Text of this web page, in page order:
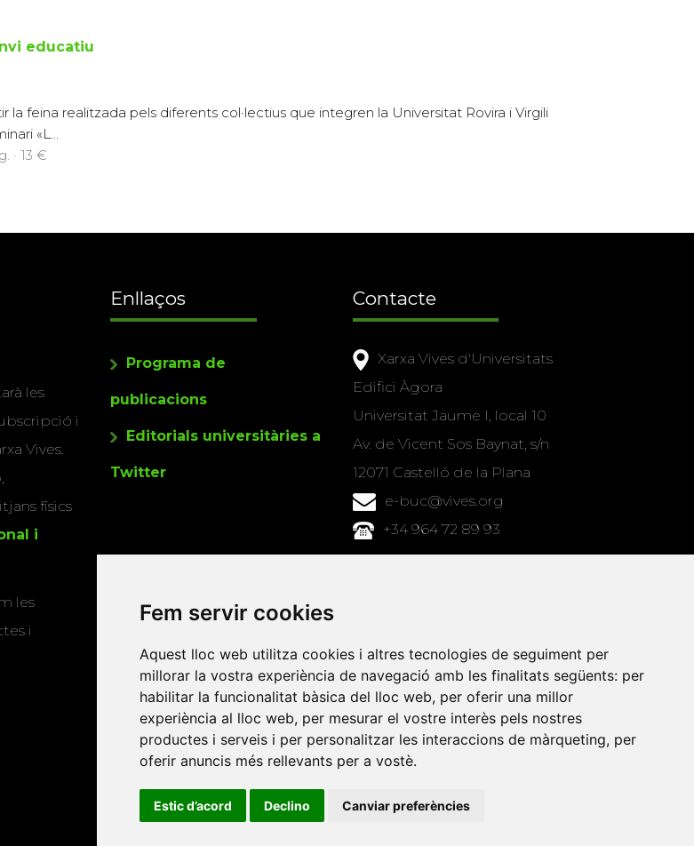
Fem servir cookies
Aquest lloc web utilitza cookies i altres tecnologies de seguiment per
millorar la vostra experiència de navegació amb les finalitats següents: per
habilitar la funcionalitat bàsica del lloc web, per oferir una millor
experiència al lloc web, per mesurar el vostre interès pels nostres
productes i serveis i per personalitzar les interaccions de màrqueting, per
oferir anuncis més rellevants per a vostè.
Estic d’acord Declino Canviar preferències
educatiu
feina realitzada pels diferents col·lectius que integren la Universitat Rovira i Virgili
«L...
· 13 €
les
i
Vives.
físics
i
les
i
Enllaços
Programa de
publicacions
Editorials universitàries a
Twitter
Contacte
Xarxa Vives d'Universitats
Edifici Àgora
Universitat Jaume I, local 10
Av. de Vicent Sos Baynat, s/n
12071 Castelló de la Plana
e-buc@vives.org
+34 964 72 89 93